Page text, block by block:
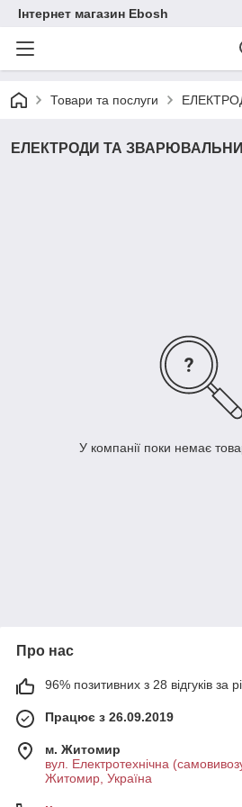
Інтернет магазин Ebosh
Товари та послуги
ЕЛЕКТРОДИ ТА
У компанії поки немає
Про нас
96% позитивних з 28 відгуків за
Працює з 26.09.2019
м. Житомир
вул. Електротехнічна
Житомир, Україна